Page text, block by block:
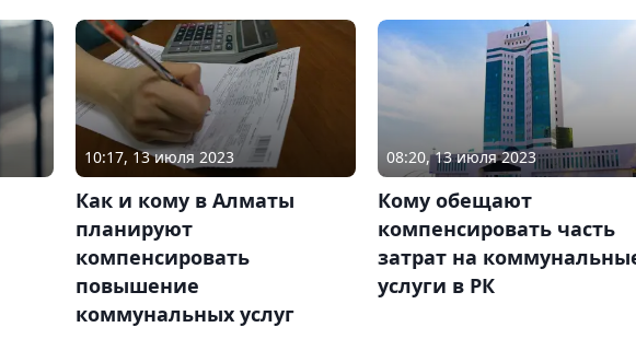
10:17, 13 июля 2023
Как и кому в Алматы
планируют
компенсировать
повышение
коммунальных услуг
08:20, 13 июля 2023
Кому обещают
компенсировать часть
затрат на
услуги в РК